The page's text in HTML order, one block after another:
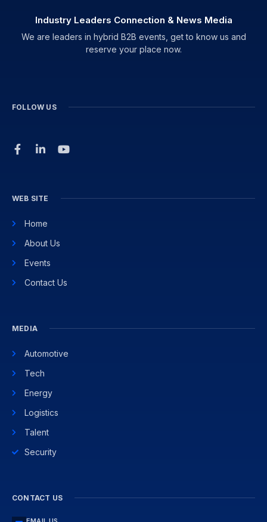
Industry Leaders Connection & News Media
We are leaders in hybrid B2B events, get to know us and
reserve your place now.
FOLLOW US
WEB SITE
Home
About Us
Events
Contact Us
MEDIA
Automotive
Tech
Energy
Logistics
Talent
Security
CONTACT US